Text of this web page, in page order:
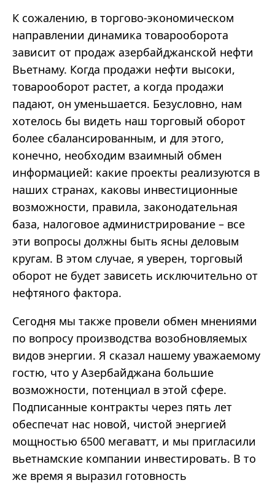
К сожалению, в торгово-экономическом
направлении динамика товарооборота
зависит от продаж азербайджанской нефти
Вьетнаму. Когда продажи нефти высоки,
товарооборот растет, а когда продажи
падают, он уменьшается. Безусловно, нам
хотелось бы видеть наш торговый оборот
более сбалансированным, и для этого,
конечно, необходим взаимный обмен
информацией: какие проекты реализуются в
наших странах, каковы инвестиционные
возможности, правила, законодательная
база, налоговое администрирование – все
эти вопросы должны быть ясны деловым
кругам. В этом случае, я уверен, торговый
оборот не будет зависеть исключительно от
нефтяного фактора.
Сегодня мы также провели обмен мнениями
по вопросу производства возобновляемых
видов энергии. Я сказал нашему уважаемому
гостю, что у Азербайджана большие
возможности, потенциал в этой сфере.
Подписанные контракты через пять лет
обеспечат нас новой, чистой энергией
мощностью 6500 мегаватт, и мы пригласили
вьетнамские компании инвестировать. В то
же время я выразил готовность